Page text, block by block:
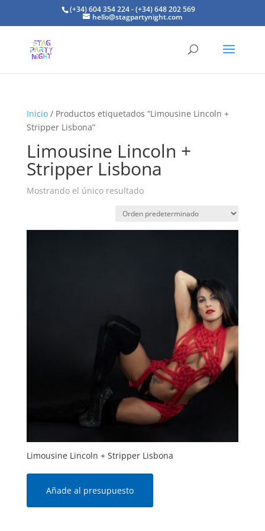
(+34) 604 354 224 - (+34) 648 202 569
hello@stagpartynight.com
Inicio/ Productos etiquetados “Limousine Lincoln +
Stripper Lisbona”
Limousine Lincoln +
Stripper Lisbona
Mostrando el único resultado
Limousine Lincoln + Stripper Lisbona
Añade al presupuesto